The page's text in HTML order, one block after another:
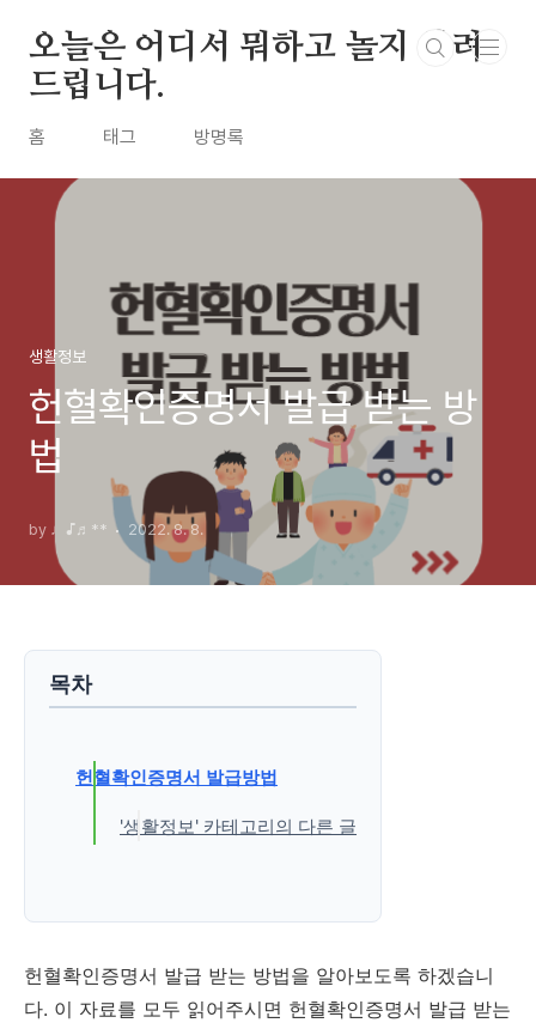
오늘은 어디서 뭐하고 놀지 알려
드립니다.
홈 태그 방명록
생활정보
헌혈확인증명서 발급 받는 방
법
by ♩♪♬** 2022. 8. 8.
목차
헌혈확인증명서 발급방법
'생활정보' 카테고리의 다른 글
헌혈확인증명서 발급 받는 방법을 알아보도록 하겠습니
다. 이 자료를 모두 읽어주시면 헌혈확인증명서 발급 받는